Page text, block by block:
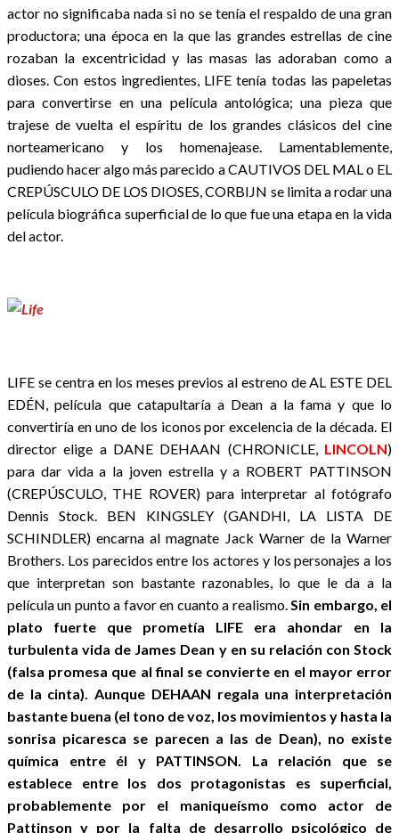
actor no significaba nada si no se tenía el respaldo de una gran
productora; una época en la que las grandes estrellas de cine
rozaban la excentricidad y las masas las adoraban como a
dioses. Con estos ingredientes, LIFE tenía todas las papeletas
para convertirse en una película antológica; una pieza que
trajese de vuelta el espíritu de los grandes clásicos del cine
norteamericano y los homenajease. Lamentablemente,
pudiendo hacer algo más parecido a CAUTIVOS DEL MAL o EL
CREPÚSCULO DE LOS DIOSES, CORBIJN se limita a rodar una
película biográfica superficial de lo que fue una etapa en la vida
del actor.
LIFE se centra en los meses previos al estreno de AL ESTE DEL
EDÉN, película que catapultaría a Dean a la fama y que lo
convertiría en uno de los iconos por excelencia de la década. El
director elige a DANE DEHAAN (CHRONICLE, LINCOLN)
para dar vida a la joven estrella y a ROBERT PATTINSON
(CREPÚSCULO, THE ROVER) para interpretar al fotógrafo
Dennis Stock. BEN KINGSLEY (GANDHI, LA LISTA DE
SCHINDLER) encarna al magnate Jack Warner de la Warner
Brothers. Los parecidos entre los actores y los personajes a los
que interpretan son bastante razonables, lo que le da a la
película un punto a favor en cuanto a realismo.Sin embargo, el
plato fuerte que prometía LIFE era ahondar en la
turbulenta vida de James Dean y en su relación con Stock
(falsa promesa que al final se convierte en el mayor error
de la cinta). Aunque DEHAAN regala una interpretación
bastante buena (el tono de voz, los movimientos y hasta la
sonrisa picaresca se parecen a las de Dean), no existe
química entre él y PATTINSON. La relación que se
establece entre los dos protagonistas es superficial,
probablemente por el maniqueísmo como actor de
Pattinson y por la falta de desarrollo psicológico de